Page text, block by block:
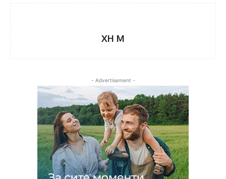
XH M
- Advertisement -